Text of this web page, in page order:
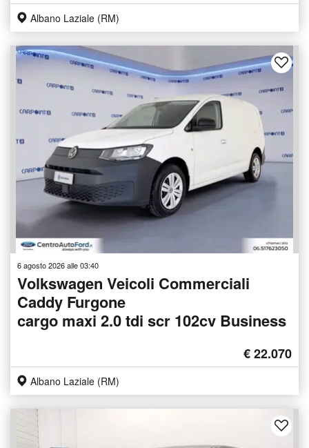
Albano Laziale (RM)
6 agosto 2026 alle 03:40
Volkswagen Veicoli Commerciali
Caddy Furgone
cargo maxi 2.0 tdi scr 102cv Business
€ 22.070
Albano Laziale (RM)